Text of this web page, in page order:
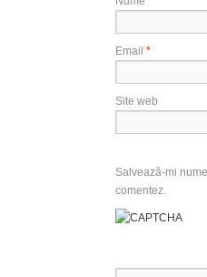
Email *
Site web
Salvează-mi
comentez.